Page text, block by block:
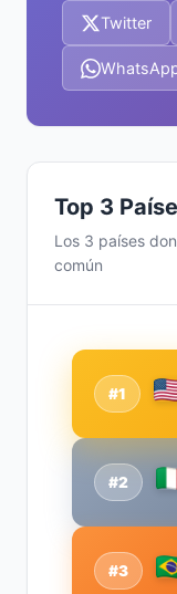
Twitter
Top 3
Los 3 países
común
#2
#1
#3